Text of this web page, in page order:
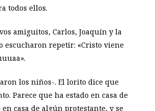
todos ellos.
amiguitos, Carlos, Joaquín y la
escucharon repetir: «Cristo viene
los niños-. El lorito dice que
Parece que ha estado en casa de
casa de algún protestante, y se